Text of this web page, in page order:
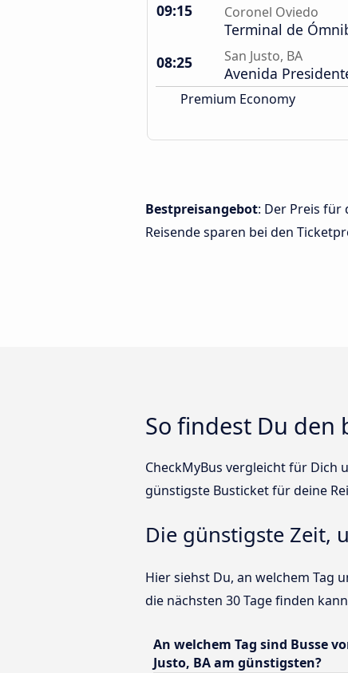
09:15 Coronel Oviedo
Terminal de
08:25
San Justo, BA
Avenida
Premium Economy
Bestpreisangebot: Der Preis für
Reisende sparen bei den
So findest Du den
CheckMyBus vergleicht für Dich
günstigste Busticket für deine
Die günstigste Zeit,
Hier siehst Du, an welchem Tag
die nächsten 30 Tage finden
An welchem Tag sind Busse
Justo, BA am günstigsten?